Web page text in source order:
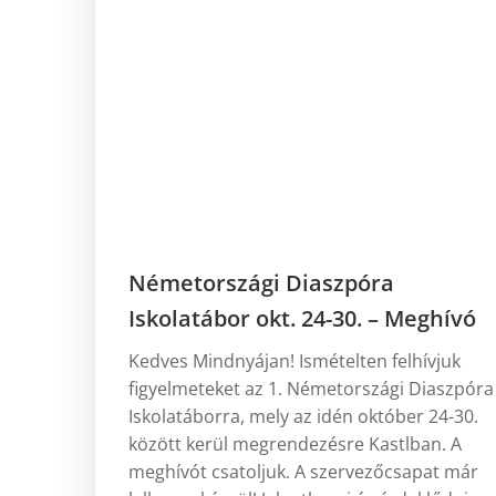
Németországi Diaszpóra
Iskolatábor okt. 24-30. – Meghívó
Kedves Mindnyájan! Ismételten felhívjuk
figyelmeteket az 1. Németországi Diaszpóra
Iskolatáborra, mely az idén október 24-30.
között kerül megrendezésre Kastlban. A
meghívót csatoljuk. A szervezőcsapat már